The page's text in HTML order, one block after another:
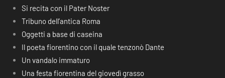
Si recita con il Pater Noster
Tribuno dell’antica Roma
Oggetti a base di caseina
Il poeta fiorentino con il quale tenzonò Dante
Un vandalo immaturo
Una festa fiorentina del giovedì grasso